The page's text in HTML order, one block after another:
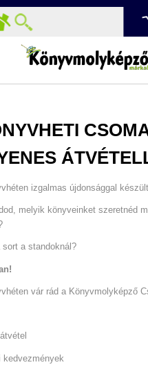
izgalmas újdonsággal
melyik könyveinket szeretnéd
sort a standoknál?
vár rád a Könyvmolyképző
kedvezmények